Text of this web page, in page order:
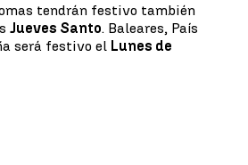
tendrán festivo también
Jueves Santo. Baleares, País
será festivo el Lunes de